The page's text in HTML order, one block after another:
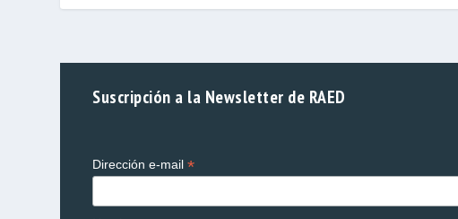
Suscripción a la Newsletter de RAED
Dirección e-mail*